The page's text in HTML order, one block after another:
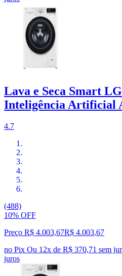
Lava e Seca Smart
Inteligência Artificial
4.7
(488)
10% OFF
Preço R$ 4.003,67R$ 4.003,67
no Pix Ou 12x de R$ 370,71 sem
juros